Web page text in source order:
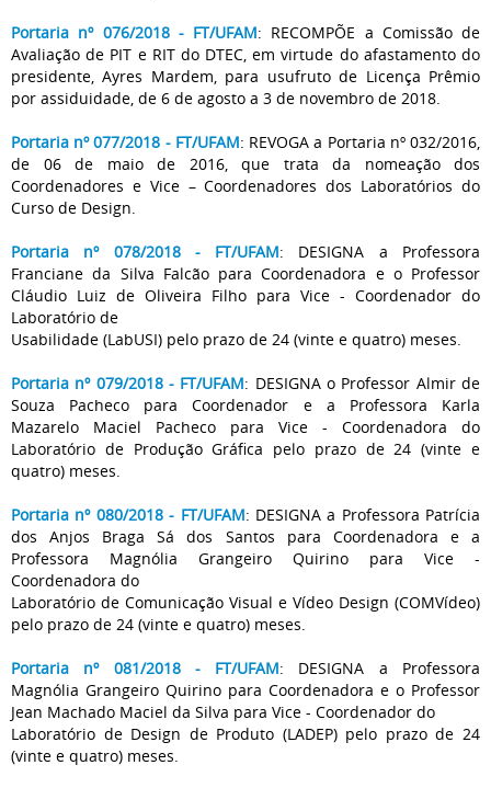
Portaria nº 076/2018 - FT/UFAM: RECOMPÕE a Comissão de
Avaliação de PIT e RIT do DTEC, em virtude do afastamento do
presidente, Ayres Mardem, para usufruto de Licença Prêmio
por assiduidade, de 6 de agosto a 3 de novembro de 2018.
Portaria nº 077/2018 - FT/UFAM: REVOGA a Portaria nº 032/2016,
de 06 de maio de 2016, que trata da nomeação dos
Coordenadores e Vice – Coordenadores dos Laboratórios do
Curso de Design.
Portaria nº 078/2018 - FT/UFAM: DESIGNA a Professora
Franciane da Silva Falcão para Coordenadora e o Professor
Cláudio Luiz de Oliveira Filho para Vice - Coordenador do
Laboratório de
Usabilidade (LabUSI) pelo prazo de 24 (vinte e quatro) meses.
Portaria nº 079/2018 - FT/UFAM: DESIGNA o Professor Almir de
Souza Pacheco para Coordenador e a Professora Karla
Mazarelo Maciel Pacheco para Vice - Coordenadora do
Laboratório de Produção Gráfica pelo prazo de 24 (vinte e
quatro) meses.
Portaria nº 080/2018 - FT/UFAM: DESIGNA a Professora Patrícia
dos Anjos Braga Sá dos Santos para Coordenadora e a
Professora Magnólia Grangeiro Quirino para Vice -
Coordenadora do
Laboratório de Comunicação Visual e Vídeo Design (COMVídeo)
pelo prazo de 24 (vinte e quatro) meses.
Portaria nº 081/2018 - FT/UFAM: DESIGNA a Professora
Magnólia Grangeiro Quirino para Coordenadora e o Professor
Jean Machado Maciel da Silva para Vice - Coordenador do
Laboratório de Design de Produto (LADEP) pelo prazo de 24
(vinte e quatro) meses.